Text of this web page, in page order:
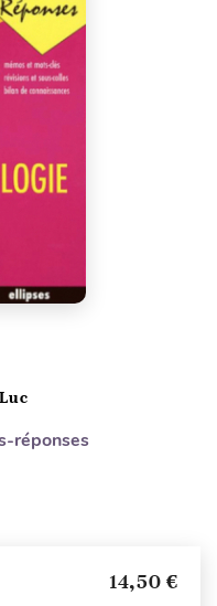
réponses
14,50 €